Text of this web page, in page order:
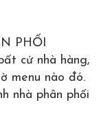
PHỐI
cứ nhà hàng,
menu nào đó.
nhà phân phối